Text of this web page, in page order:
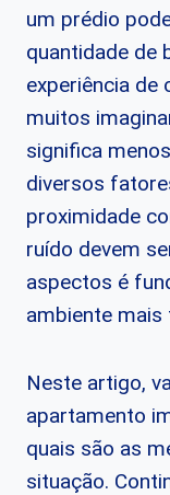
um prédio
quantidade de
experiência de
muitos
significa
diversos
proximidade
ruído devem
aspectos é
ambiente mais
Neste artigo,
apartamento
quais são as
situação.